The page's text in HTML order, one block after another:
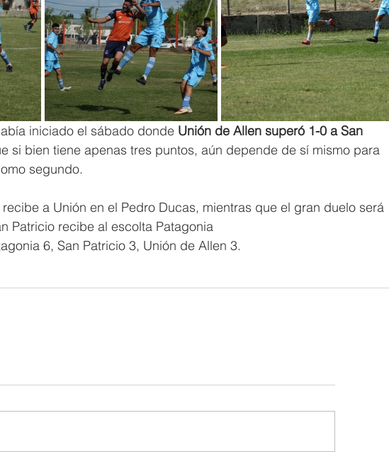
iniciado el sábado donde Unión de Allen superó 1-0 a San
si bien tiene apenas tres puntos, aún depende de sí mismo para
segundo.
a Unión en el Pedro Ducas, mientras que el gran duelo será
Patricio recibe al escolta Patagonia
6, San Patricio 3, Unión de Allen 3.